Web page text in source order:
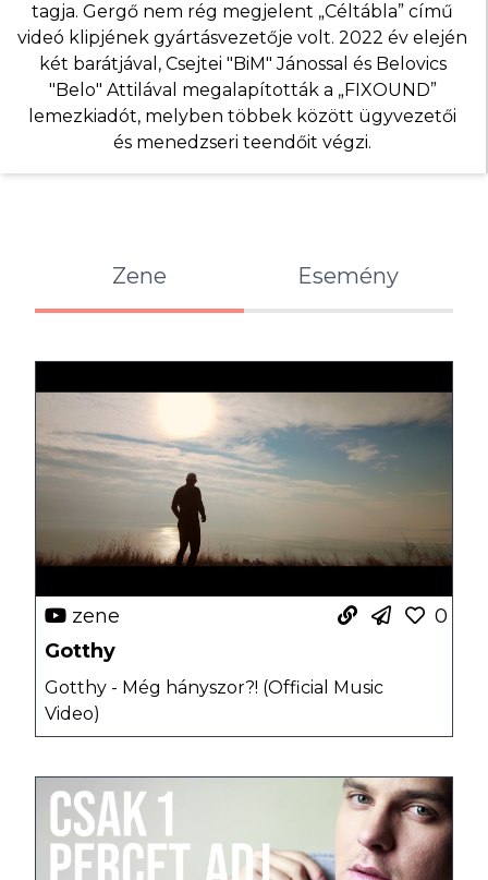
tagja. Gergő nem rég megjelent „Céltábla” című
videó klipjének gyártásvezetője volt. 2022 év elején
két barátjával, Csejtei "BiM" Jánossal és Belovics
"Belo" Attilával megalapították a „FIXOUND”
lemezkiadót, melyben többek között ügyvezetői
és menedzseri teendőit végzi.
Zene Esemény
zene
0
Gotthy
Gotthy - Még hányszor?! (Official Music
Video)